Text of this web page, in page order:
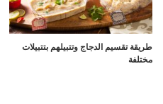
طريقة تقسيم الدجاج وتتبيلهم بتتبيلات
مختلفة